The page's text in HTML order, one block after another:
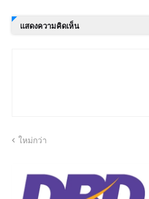
แสดงความคิดเห็น
ใหม่กว่า